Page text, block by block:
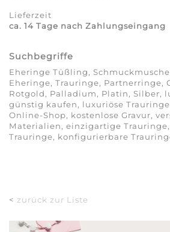
Lieferzeit
ca. 14 Tage nach Zahlungseingang
Suchbegriffe
Eheringe Tüßling,
Eheringe, Trauringe, Partnerringe,
Rotgold, Palladium, Platin, Silber,
günstig kaufen, luxuriöse
Online-Shop, kostenlose Gravur,
Materialien, einzigartige
Trauringe, konfigurierbare
< zurück zur Liste